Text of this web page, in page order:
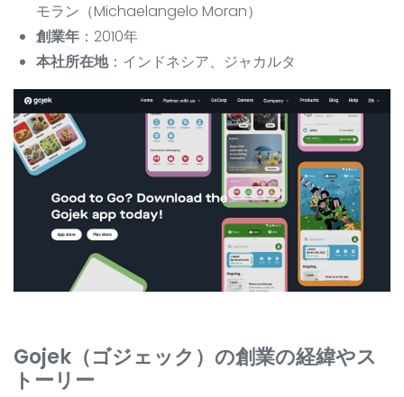
モラン（Michaelangelo Moran）
創業年 ：2010年
本社所在地：インドネシア、ジャカルタ
Gojek（ゴジェック）の創業の経緯やス
トーリー